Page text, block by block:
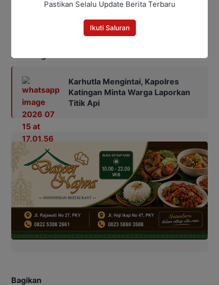
masyarakat, serta menjadi contoh bagi daerah lain
dalam menerapkan prinsip demokrasi yang sehat,
transparan, dan akuntabel.(Bitro/Maulana Kawit)
Baca Juga:
Karhutla Mengintai, Kapolres
Katingan Minta Warga Laporkan
Titik Api
Bagikan
Pastikan Selalu Update Berita Terbaru
Ikuti Saluran